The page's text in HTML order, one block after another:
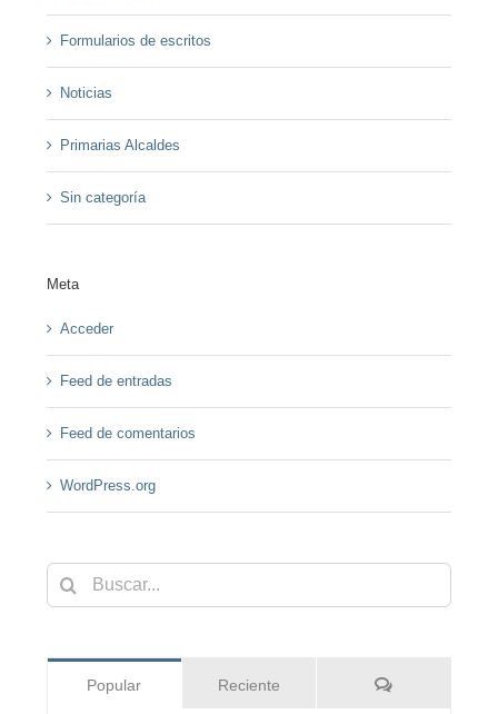
Formularios de escritos
Noticias
Primarias Alcaldes
Sin categoría
Meta
Acceder
Feed de entradas
Feed de comentarios
WordPress.org
Buscar:
Popular Reciente Comentarios